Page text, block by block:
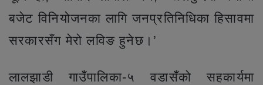
बजेट विनियोजनका लागि जनप्रतिनिधिका हिसावमा
सरकारसँग मेरो लविङ हुनेछ।’
लालझाडी गाउँपालिका-५ वडासँको सहकार्यमा